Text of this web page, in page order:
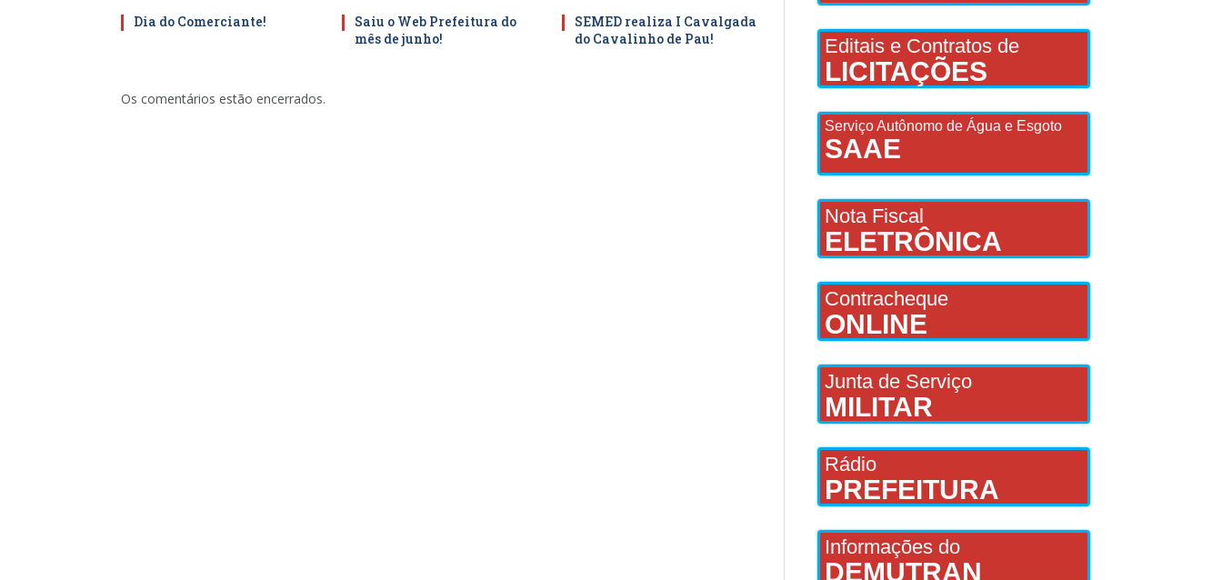
Dia do Comerciante!
Saiu o Web Prefeitura do
mês de junho!
SEMED realiza I Cavalgada
do Cavalinho de Pau!
Os comentários estão encerrados.
Editais e Contratos de
LICITAÇÕES
Serviço Autônomo de Água e Esgoto
SAAE
Nota Fiscal
ELETRÔNICA
Contracheque
ONLINE
Junta de Serviço
MILITAR
Rádio
PREFEITURA
Informações do
DEMUTRAN